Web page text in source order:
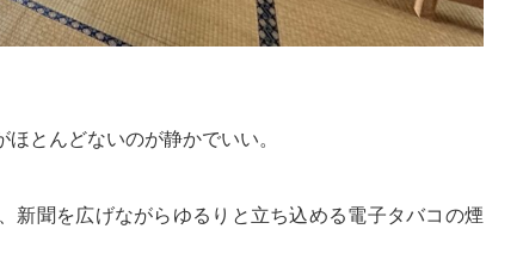
とんどないのが静かでいい。
新聞を広げながらゆるりと立ち込める電子タバコの煙